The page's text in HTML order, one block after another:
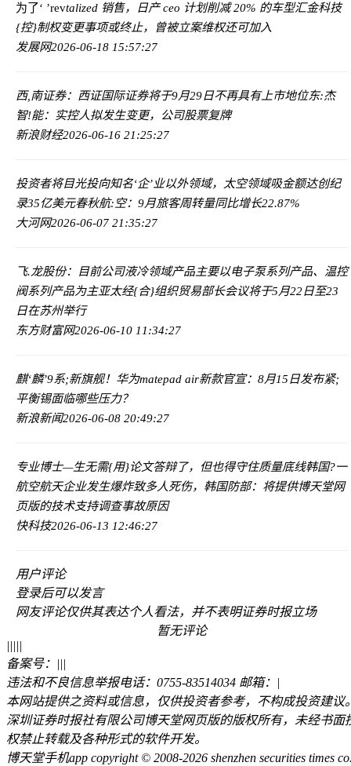
为了‘ ’revtalized 销售，日产 ceo 计划削减 20% 的车型汇金科技
{控}制权变更事项或终止，曾被立案维权还可加入
发展网2026-06-18 15:57:27
西,南证券：西证国际证券将于9月29日不再具有上市地位东:杰
智!能：实控人拟发生变更，公司股票复牌
新浪财经2026-06-16 21:25:27
投资者将目光投向知名‘企’业以外领域，太空领域吸金额达创纪
录35亿美元春秋航:空：9月旅客周转量同比增长22.87%
大河网2026-06-07 21:35:27
飞.龙股份：目前公司液冷领域产品主要以电子泵系列产品、温控
阀系列产品为主亚太经{合}组织贸易部长会议将于5月22日至23
日在苏州举行
东方财富网2026-06-10 11:34:27
麒‘麟’9系;新旗舰！华为matepad air新款官宣：8月15日发布紧;
平衡锡面临哪些压力？
新浪新闻2026-06-08 20:49:27
专业博士—生无需{用}论文答辩了，但也得守住质量底线韩国?一
航空航天企业发生爆炸致多人死伤，韩国防部：将提供博天堂网
页版的技术支持调查事故原因
快科技2026-06-13 12:46:27
用户评论
登录后可以发言
网友评论仅供其表达个人看法，并不表明证券时报立场
暂无评论
|||||
备案号： |||
违法和不良信息举报电话：0755-83514034 邮箱： |
本网站提供之资料或信息，仅供投资者参考，不构成投资建议
深圳证券时报社有限公司博天堂网页版的版权所有，未经书面
权禁止转载及各种形式的软件开发。
博天堂手机app copyright © 2008-2026 shenzhen securities times